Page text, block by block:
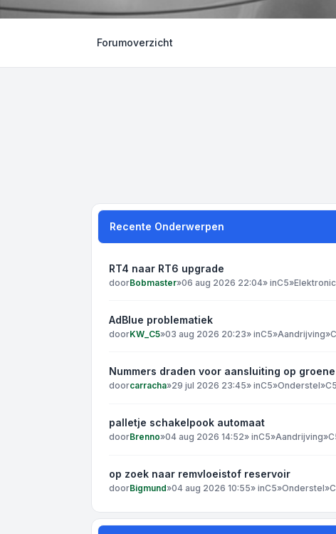
Forumoverzicht
Recente Onderwerpen
RT4 naar RT6 upgrade
doorBobmaster»06 aug 2026 22:04» inC5»
AdBlue problematiek
doorKW_C5»03 aug 2026 20:23» inC5»Aandrijving»
Nummers draden voor aansluiting op
doorcarracha»29 jul 2026 23:45» inC5»Onderstel»
palletje schakelpook automaat
doorBrenno»04 aug 2026 14:52» inC5»Aandrijving»
op zoek naar remvloeistof reservoir
doorBigmund»04 aug 2026 10:55» inC5»Onderstel»